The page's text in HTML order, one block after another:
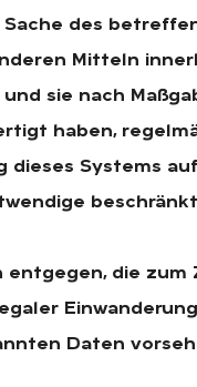
des
Mitteln
sie nach
haben,
dieses Systems
die zum
Daten